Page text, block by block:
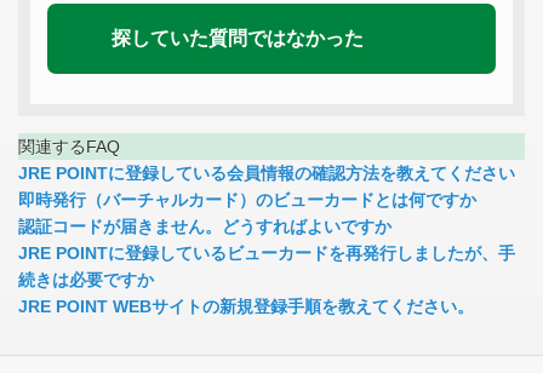
探していた質問ではなかった
関連するFAQ
JRE POINTに登録している会員情報の確認方法を教えてください
即時発行（バーチャルカード）のビューカードとは何ですか
認証コードが届きません。どうすればよいですか
JRE POINTに登録しているビューカードを再発行しましたが、手
続きは必要ですか
JRE POINT WEBサイトの新規登録手順を教えてください。